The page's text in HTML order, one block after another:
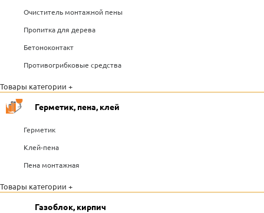
Очиститель монтажной пены
Пропитка для дерева
Бетоноконтакт
Противогрибковые средства
Товары категории +
Герметик, пена, клей
Герметик
Клей-пена
Пена монтажная
Товары категории +
Газоблок, кирпич